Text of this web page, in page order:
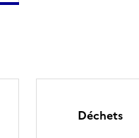
Déchets